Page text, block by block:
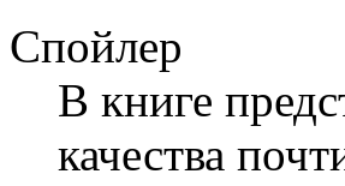
Спойлер
В книге
качества